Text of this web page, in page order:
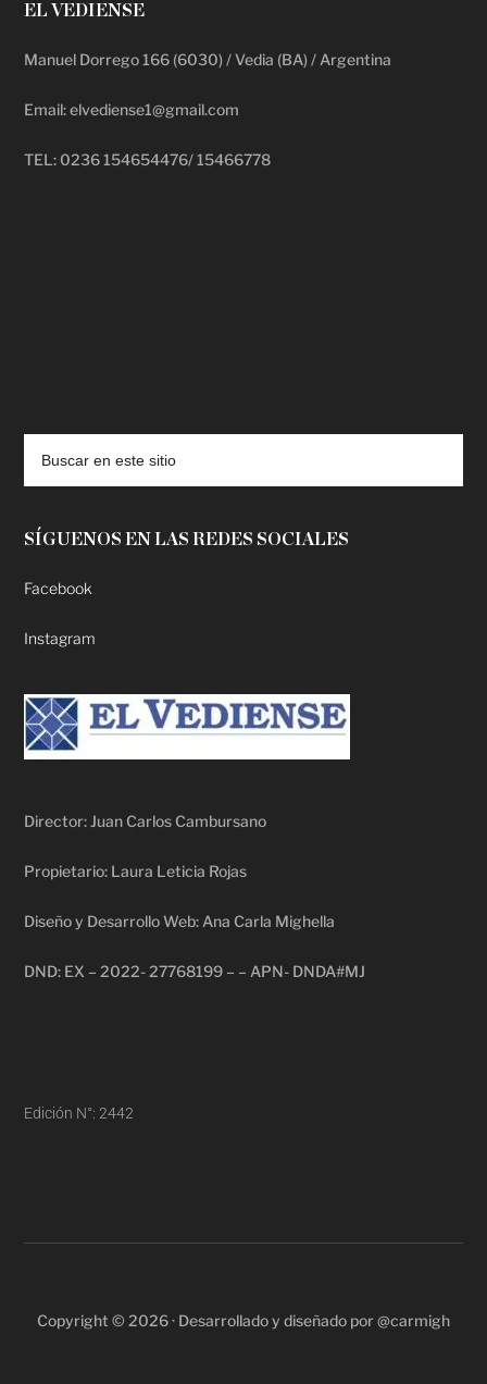
EL VEDIENSE
Manuel Dorrego 166 (6030) / Vedia (BA) / Argentina
Email: elvediense1@gmail.com
TEL: 0236 154654476/ 15466778
SÍGUENOS EN LAS REDES SOCIALES
Facebook
Instagram
Director: Juan Carlos Cambursano
Propietario: Laura Leticia Rojas
Diseño y Desarrollo Web: Ana Carla Mighella
DND: EX – 2022- 27768199 – – APN- DNDA#MJ
Edición N°: 2442
Copyright © 2026 · Desarrollado y diseñado por @carmigh